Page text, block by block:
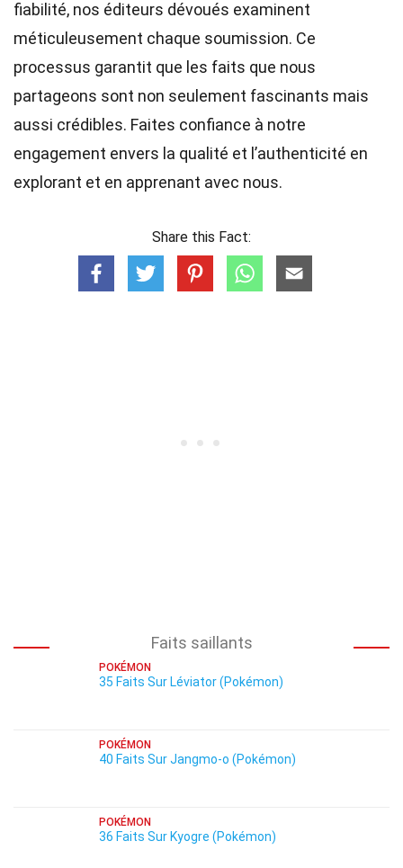
fiabilité, nos éditeurs dévoués examinent
méticuleusement chaque soumission. Ce
processus garantit que les faits que nous
partageons sont non seulement fascinants mais
aussi crédibles. Faites confiance à notre
engagement envers la qualité et l’authenticité en
explorant et en apprenant avec nous.
Share this Fact:
Faits saillants
POKÉMON
35 Faits Sur Léviator (Pokémon)
POKÉMON
40 Faits Sur Jangmo-o (Pokémon)
POKÉMON
36 Faits Sur Kyogre (Pokémon)